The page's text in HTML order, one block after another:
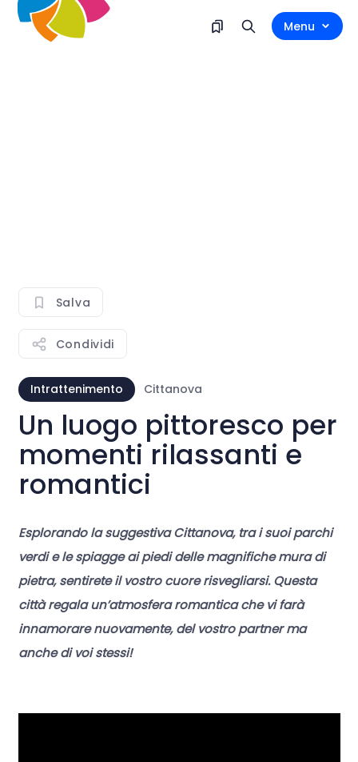
Menu
Salva
Condividi
Intrattenimento Cittanova
Un luogo pittoresco per
momenti rilassanti e
romantici
Esplorando la suggestiva Cittanova, tra i suoi parchi
verdi e le spiagge ai piedi delle magnifiche mura di
pietra, sentirete il vostro cuore risvegliarsi. Questa
città regala un’atmosfera romantica che vi farà
innamorare nuovamente, del vostro partner ma
anche di voi stessi!